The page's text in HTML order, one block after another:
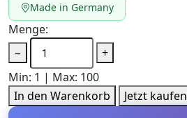
Made in Germany
Menge:
−
+
Min: 1 | Max: 100
In den Warenkorb
Jetzt kaufen